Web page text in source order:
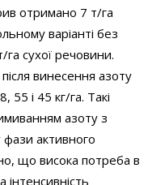
отримано 7 т/га
варіанті без
сухої речовини.
винесення азоту
55 і 45 кг/га. Такі
азоту з
активного
що висока потреба в